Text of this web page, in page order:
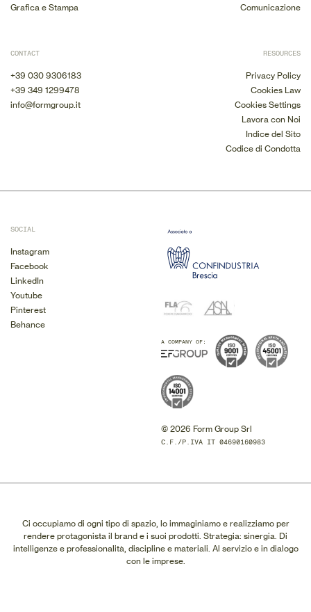
Ci occupiamo di ogni tipo di spazio, lo immaginiamo e realizziamo per
rendere protagonista il brand e i suoi prodotti. Strategia: sinergia. Di
intelligenze e professionalità, discipline e materiali. Al servizio e in dialogo
con le imprese.
SOCIAL
Instagram
Facebook
LinkedIn
Youtube
Pinterest
Behance
A COMPANY OF:
© 2026 Form Group Srl
C.F./P.IVA IT 04690160983
Comunicazione
Grafica e Stampa
CONTACT
+39 030 9306183
+39 349 1299478
info@formgroup.it
RESOURCES
Privacy Policy
Cookies Law
Cookies Settings
Lavora con Noi
Indice del Sito
Codice di Condotta